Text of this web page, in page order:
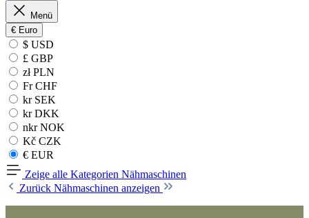
Menü
€ Euro
$ USD
£ GBP
zł PLN
Fr CHF
kr SEK
kr DKK
nkr NOK
Kč CZK
€ EUR
Zeige alle Kategorien Nähmaschinen
Zurück Nähmaschinen anzeigen